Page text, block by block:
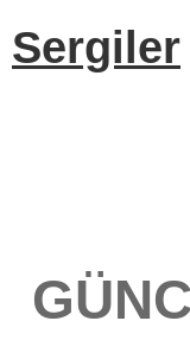
Sergiler